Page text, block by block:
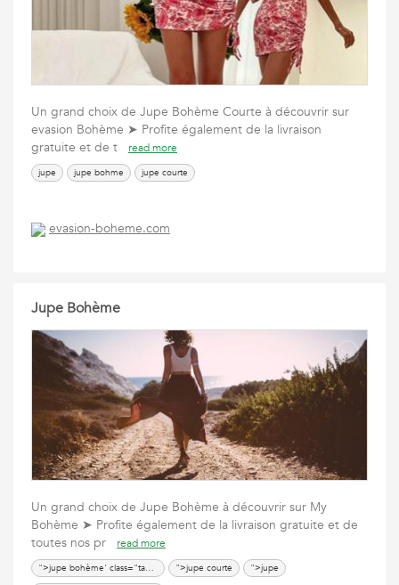
Un grand choix de Jupe Bohème Courte à découvrir sur
evasion Bohème ➤ Profite également de la livraison
gratuite et de t
read more
jupe jupe bohme jupe courte
evasion-boheme.com
Jupe Bohème
Un grand choix de Jupe Bohème à découvrir sur My
Bohème ➤ Profite également de la livraison gratuite et de
toutes nos pr
read more
">jupe bohème' class="tags-block">">jupe bohème ">jupe courte
">jupe